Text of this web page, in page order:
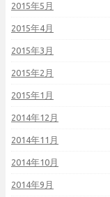
2015年5月
2015年4月
2015年3月
2015年2月
2015年1月
2014年12月
2014年11月
2014年10月
2014年9月